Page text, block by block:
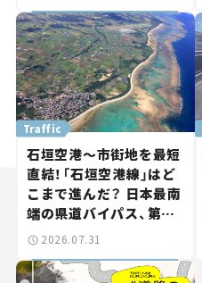
Traffic
石垣空港～市街地を最短
直結！「石垣空港線」はど
こまで進んだ？ 日本最南
端の県道バイパス、第2
工区も延伸開通 【いま気
2026.07.31